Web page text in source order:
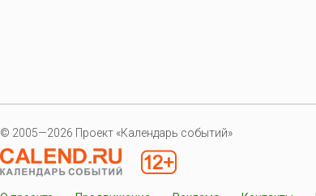
© 2005—2026 Проект «Календарь событий»